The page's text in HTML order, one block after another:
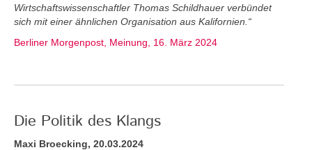
Wirtschaftswissenschaftler Thomas Schildhauer verbündet
sich mit einer ähnlichen Organisation aus Kalifornien.“
Berliner Morgenpost, Meinung, 16. März 2024
Die Politik des Klangs
Maxi Broecking, 20.03.2024